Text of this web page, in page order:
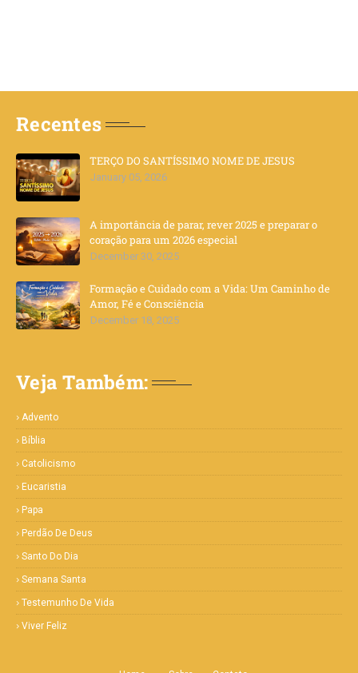
Recentes
TERÇO DO SANTÍSSIMO NOME DE JESUS
January 05, 2026
A importância de parar, rever 2025 e preparar o
coração para um 2026 especial
December 30, 2025
Formação e Cuidado com a Vida: Um Caminho de
Amor, Fé e Consciência
December 18, 2025
Veja Também:
Advento
Bíblia
Catolicismo
Eucaristia
Papa
Perdão De Deus
Santo Do Dia
Semana Santa
Testemunho De Vida
Viver Feliz